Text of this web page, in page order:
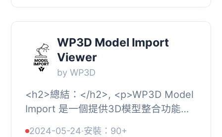
什麼的？,...
WP3D Model Import
Viewer
by WP3D
<h2>總結：</h2>, <p>WP3D Model
Import 是一個提供3D模型整合功能的
2024-05-24·安裝：90+